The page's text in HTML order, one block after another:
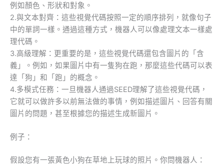
例如顏色、形狀和對象。
2.與文本對齊：這些視覺代碼按照一定的順序排列，就像句子
中的單詞一樣。通過這種方式，機器人可以像處理文本一樣處
理代碼。
3.高級理解：更重要的是，這些視覺代碼還包含圖片的「含
義」。例如，如果圖片中有一隻狗在跑，那麼這些代碼可以表
達「狗」和「跑」的概念。
4.多模式任務：一旦機器人通過SEED理解了這些視覺代碼，
它就可以做許多以前無法做的事情，例如描述圖片、回答有關
圖片的問題，甚至根據您的描述生成新圖片。
例子：
假設您有一張黃色小狗在草地上玩球的照片。你問機器人：